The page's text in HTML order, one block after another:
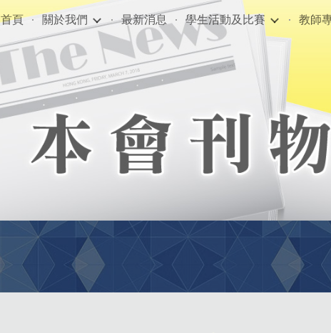
Skip to main content Skip to
首頁 關於我們 最新消息 學生活動及比賽 教師